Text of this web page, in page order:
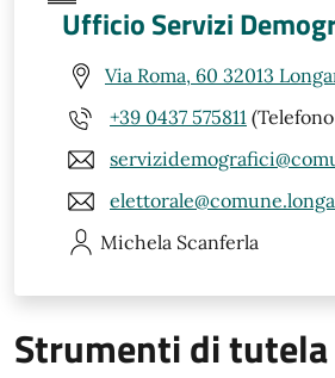
Ufficio Servizi
Via Roma, 60 32013
+39 0437 575811
Michela Scanferla
Strumenti di tutela